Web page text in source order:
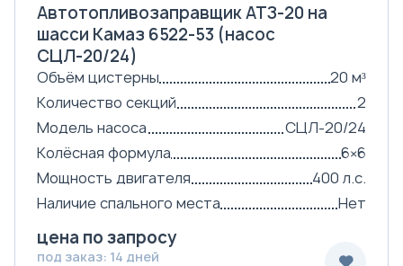
Автотопливозаправщик АТЗ-20 на
шасси Камаз 6522-53 (насос
СЦЛ-20/24)
Объём цистерны
20 м³
Количество секций
2
Модель насоса
СЦЛ-20/24
Колёсная формула
6×6
Мощность двигателя
400 л.с.
Наличие спального места
Нет
цена по запросу
под заказ: 14 дней